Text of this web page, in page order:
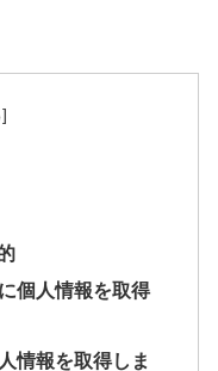
個人情報を取得
情報を取得しま